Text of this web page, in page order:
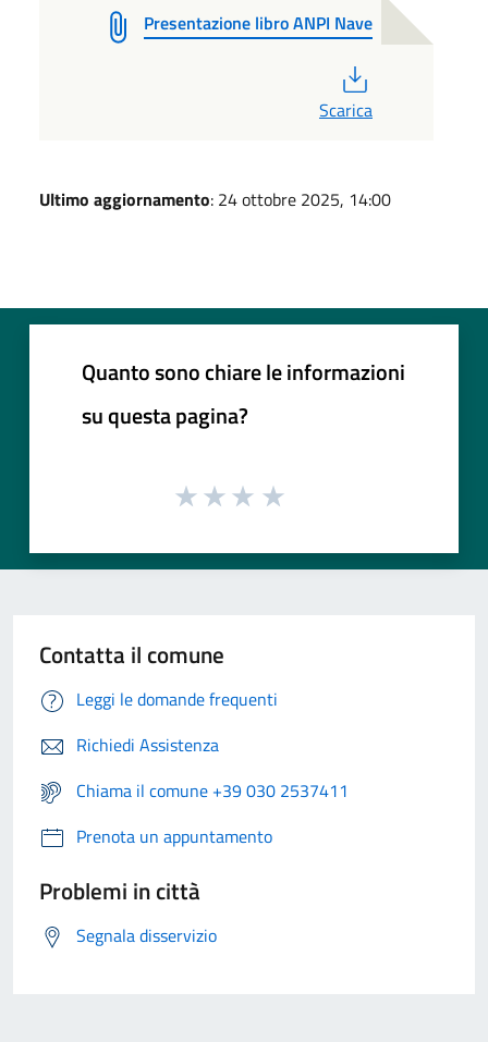
Presentazione libro ANPI Nave
Scarica
Ultimo aggiornamento: 24 ottobre 2025, 14:00
Quanto sono chiare le informazioni
su questa pagina?
Contatta il comune
Leggi le domande frequenti
Richiedi Assistenza
Chiama il comune +39 030 2537411
Prenota un appuntamento
Problemi in città
Segnala disservizio